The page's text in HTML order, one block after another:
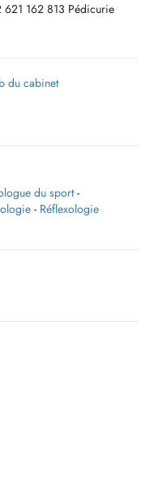
621 162 813 Pédicurie
besoins de santé :
Posturothérapeute
via un diplôme
en podopédiatrie via
de l'enfant.
réflexologie
de Rdv en pédicurie avec
du temps de sa
du cabinet
du sport -
- Réflexologie